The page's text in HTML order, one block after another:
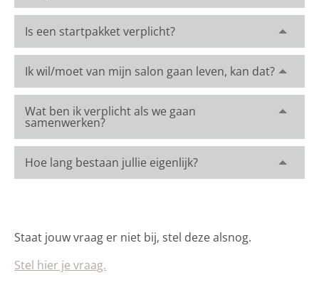
Is een startpakket verplicht?
Ik wil/moet van mijn salon gaan leven, kan dat?
Wat ben ik verplicht als we gaan
samenwerken?
Hoe lang bestaan jullie eigenlijk?
Staat jouw vraag er niet bij, stel deze alsnog.
Stel hier je vraag.